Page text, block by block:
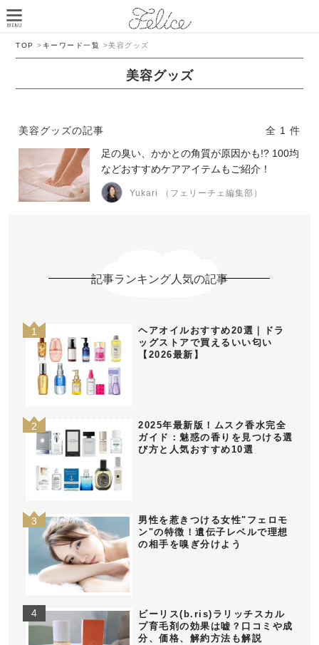
TOP > キーワード一覧 >美容グッズ
美容グッズ
美容グッズの記事
全 1 件
足の臭い、かかとの角質が原因かも!? 100均
などおすすめケアアイテムもご紹介！
Yukari （フェリーチェ編集部）
記事ランキング人気の記事
ヘアオイルおすすめ20選｜ドラ
ッグストアで買えるいい匂い
【2026最新】
2025年最新版！ムスク香水完全
ガイド：魅惑の香りを見つける選
び方と人気おすすめ10選
男性を惹きつける女性"フェロモ
ン"の特徴！遺伝子レベルで理想
の相手を嗅ぎ分けよう
ビーリス(b.ris)ラリッチスカル
プ育毛剤の効果は嘘？口コミや成
分、価格、解約方法も解説